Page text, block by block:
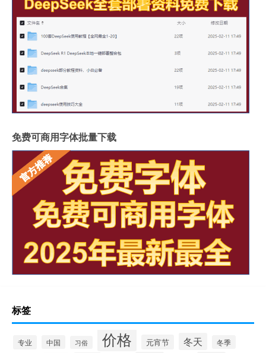
免费可商用字体批量下载
标签
专业 中国 习俗 价格 元宵节 冬天 冬季